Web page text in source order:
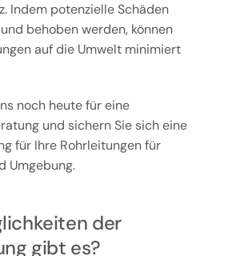
Indem potenzielle Schäden
behoben werden, können
auf die Umwelt minimiert
noch heute für eine
und sichern Sie sich eine
für Ihre Rohrleitungen für
Umgebung.
der
gibt es?